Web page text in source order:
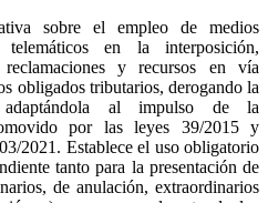
sobre el empleo de medios
en la interposición,
y recursos en vía
obligados tributarios, derogando la
al impulso de la
por las leyes 39/2015 y
2021. Establece el uso obligatorio
tanto para la presentación de
de anulación, extraordinarios